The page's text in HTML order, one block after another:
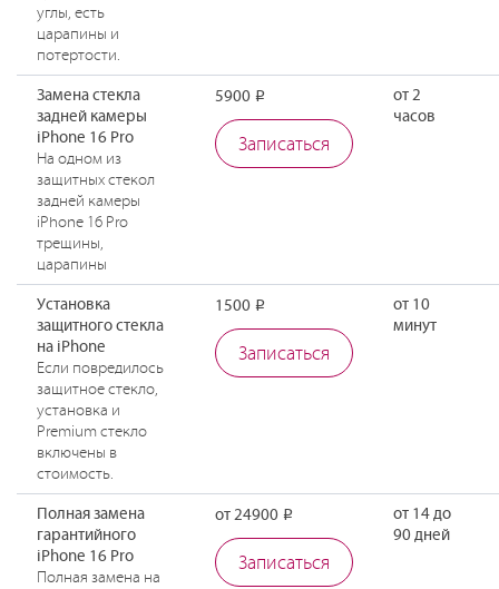
углы, есть
царапины и
потертости.
Замена стекла
задней камеры
iPhone 16 Pro
На одном из
защитных стекол
задней камеры
iPhone 16 Pro
трещины,
царапины
5900 Р
Записаться
от 2
часов
Установка
защитного стекла
на iPhone
Если повредилось
защитное стекло,
установка и
Premium стекло
включены в
стоимость.
1500 Р
Записаться
от 10
минут
Полная замена
гарантийного
iPhone 16 Pro
Полная замена на
от 24900 Р
Записаться
от 14 до
90 дней